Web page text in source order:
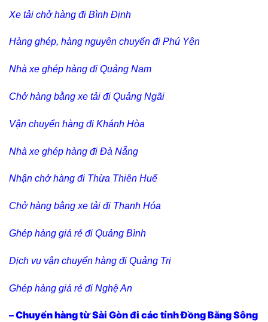
Xe tải chở hàng đi Bình Định
Hàng ghép, hàng nguyên chuyến đi Phú Yên
Nhà xe ghép hàng đi Quảng Nam
Chở hàng bằng xe tải đi Quảng Ngãi
Vận chuyển hàng đi Khánh Hòa
Nhà xe ghép hàng đi Đà Nẵng
Nhận chở hàng đi Thừa Thiên Huế
Chở hàng bằng xe tải đi Thanh Hóa
Ghép hàng giá rẻ đi Quảng Bình
Dịch vụ vận chuyển hàng đi Quảng Trị
Ghép hàng giá rẻ đi Nghệ An
– Chuyển hàng từ Sài Gòn đi các tỉnh Đồng Bằng Sông